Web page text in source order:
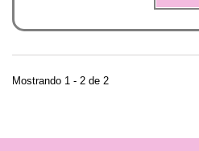
Mostrando 1 - 2 de 2